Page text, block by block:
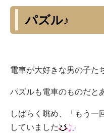
パズル♪
電車が大好きな男の子た
パズルも電車のものだと
しばらく眺め、「もう一
していました